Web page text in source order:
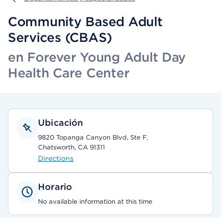
Community Based Adult
Services (CBAS)
en Forever Young Adult Day
Health Care Center
Ubicación
9820 Topanga Canyon Blvd, Ste F,
Chatsworth, CA 91311
Directions
Horario
No available information at this time